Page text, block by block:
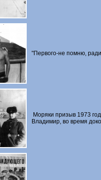
"Первого-не помню,
Моряки призыв 1973
Владимир, во время